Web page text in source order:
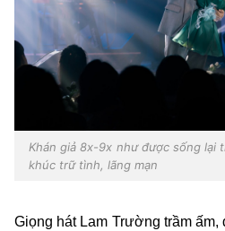
Khán giả 8x-9x như được sống lại
khúc trữ tình, lãng mạn
Giọng hát Lam Trường trầm